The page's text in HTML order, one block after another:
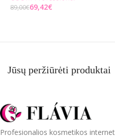
89,00€69,42€
Jūsų peržiūrėti produktai
Profesionalios kosmetikos